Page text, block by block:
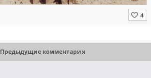
Предыдущие комментарии